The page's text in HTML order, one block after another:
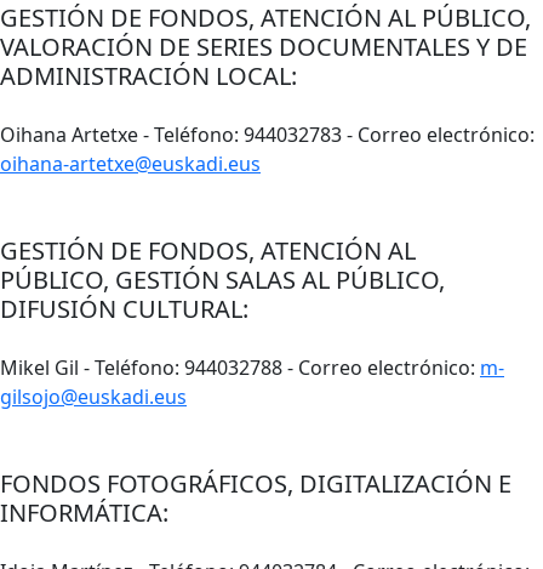
GESTIÓN DE FONDOS, ATENCIÓN AL PÚBLICO,
VALORACIÓN DE SERIES DOCUMENTALES Y DE
ADMINISTRACIÓN LOCAL:
Oihana Artetxe - Teléfono: 944032783 - Correo electrónico:
oihana-artetxe@euskadi.eus
GESTIÓN DE FONDOS, ATENCIÓN AL
PÚBLICO, GESTIÓN SALAS AL PÚBLICO,
DIFUSIÓN CULTURAL:
Mikel Gil - Teléfono: 944032788 - Correo electrónico: m-
gilsojo@euskadi.eus
FONDOS FOTOGRÁFICOS, DIGITALIZACIÓN E
INFORMÁTICA: